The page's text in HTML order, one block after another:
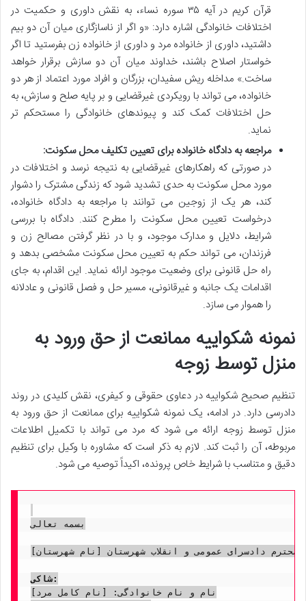
قرآن کریم در آیه ۳۵ سوره نساء، به نقش داوری و حکمیت در
اختلافات خانوادگی اشاره دارد: «و اگر از ناسازگاری میان آن دو بیم
داشتید، داوری از خانواده مرد و داوری از خانواده زن بفرستید تا اگر
خواستار اصلاح باشند، خداوند میان آن دو سازش برقرار خواهد
ساخت.» مداخله ریش سفیدان، بزرگان و افراد مورد اعتماد از هر دو
خانواده، می تواند با رویکردی غیرقضایی و بر پایه صلح و سازش، به
حل اختلافات کمک کند و پیوندهای خانوادگی را مستحکم تر
نماید.
مراجعه به دادگاه خانواده برای تعیین تکلیف محل سکونت:
در صورتی که راهکارهای غیرقضایی به نتیجه نرسد و اختلافات در
مورد محل سکونت به حدی تشدید شود که زندگی مشترک را دشوار
کند، هر یک از زوجین می توانند با مراجعه به دادگاه خانواده،
درخواست تعیین محل سکونت را مطرح کنند. دادگاه با بررسی
شرایط، دلایل و مدارک موجود، و با در نظر گرفتن مصالح زن و
فرزندان، می تواند حکم به تعیین محل سکونت مشخصی بدهد و
راه حل قانونی برای وضعیت موجود ارائه نماید. این اقدام، به جای
اقدامات یک جانبه و غیرقانونی، مسیر حل و فصل قانونی و عادلانه
را هموار می سازد.
نمونه شکواییه ممانعت از حق ورود به
منزل توسط زوجه
تنظیم صحیح شکواییه در دعاوی حقوقی و کیفری، نقش کلیدی در روند
دادرسی دارد. در ادامه، یک نمونه شکواییه برای ممانعت از حق ورود به
منزل توسط زوجه ارائه می شود که مرد می تواند با تکمیل اطلاعات
مربوطه، آن را ثبت کند. لازم به ذکر است که مشاوره با وکیل برای تنظیم
دقیق و متناسب با شرایط خاص پرونده، اکیداً توصیه می شود.
بسمه تعالی
محترم دادسرای عمومی و انقلاب شهرستان [نام شهرستان]
شاکی:
نام و نام خانوادگی: [نام کامل مرد]